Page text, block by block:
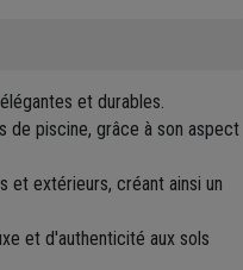
et durables.
de piscine, grâce à son aspect
et extérieurs, créant ainsi un
et d'authenticité aux sols